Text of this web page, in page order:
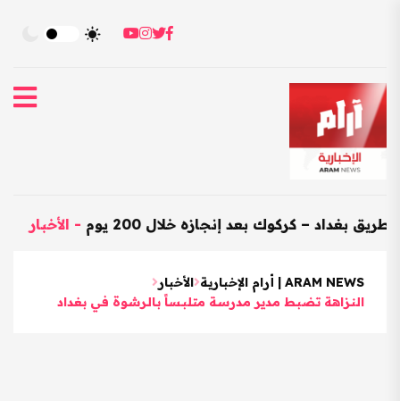
- – كركوك بعد إنجازه خلال 200 يوم -الأخبار
ARAM NEWS | أرام الإخبارية
الأخبار
النـزاهة تضبـط مدير مدرسـة متلبـساً بالـرشـوة في بغداد